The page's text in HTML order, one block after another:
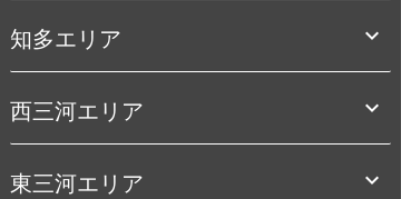
知多エリア 
西三河エリア 
東三河エリア 